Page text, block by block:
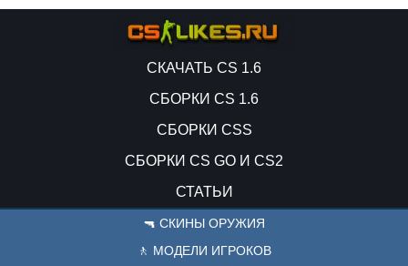
СКАЧАТЬ CS 1.6
СБОРКИ CS 1.6
СБОРКИ CSS
СБОРКИ CS GO И CS2
СТАТЬИ
🔫 СКИНЫ ОРУЖИЯ
🚶 МОДЕЛИ ИГРОКОВ